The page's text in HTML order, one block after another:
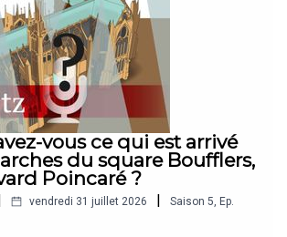
vous ce qui est arrivé
du square Boufflers,
Poincaré ?
vendredi 31 juillet 2026 | Saison 5, Ep.